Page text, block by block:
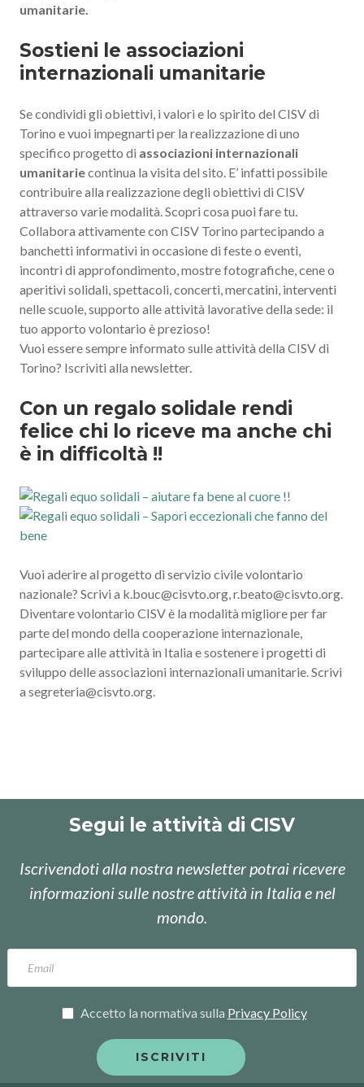
umanitarie.
Sostieni le associazioni
internazionali umanitarie
Se condividi gli obiettivi, i valori e lo spirito del CISV di
Torino e vuoi impegnarti per la realizzazione di uno
specifico progetto di associazioni internazionali
umanitariecontinua la visita del sito. E’ infatti possibile
contribuire alla realizzazione degli obiettivi di CISV
attraverso varie modalità. Scopri cosa puoi fare tu.
Collabora attivamente con CISV Torino partecipando a
banchetti informativi in occasione di feste o eventi,
incontri di approfondimento, mostre fotografiche, cene o
aperitivi solidali, spettacoli, concerti, mercatini, interventi
nelle scuole, supporto alle attività lavorative della sede: il
tuo apporto volontario è prezioso!
Vuoi essere sempre informato sulle attività della CISV di
Torino? Iscriviti alla newsletter.
Con un regalo solidale rendi
felice chi lo riceve ma anche chi
è in difficoltà !!
Vuoi aderire al progetto di servizio civile volontario
nazionale? Scrivi a k.bouc@cisvto.org, r.beato@cisvto.org.
Diventare volontario CISV è la modalità migliore per far
parte del mondo della cooperazione internazionale,
partecipare alle attività in Italia e sostenere i progetti di
sviluppo delle associazioni internazionali umanitarie. Scrivi
a segreteria@cisvto.org.
Segui le attività di CISV
Iscrivendoti alla nostra newsletter potrai ricevere
informazioni sulle nostre attività in Italia e nel
mondo.
Accetto la normativa sulla Privacy Policy